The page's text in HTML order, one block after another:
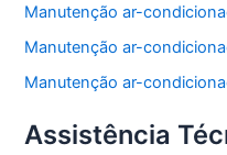
Manutenção ar-
Manutenção ar-
Manutenção ar-
Assistência